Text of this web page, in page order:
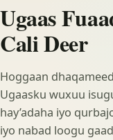
Ugaas
Cali Deer
Hoggaan
Ugaasku wuxuu
hay’adaha iyo
iyo nabad loogu